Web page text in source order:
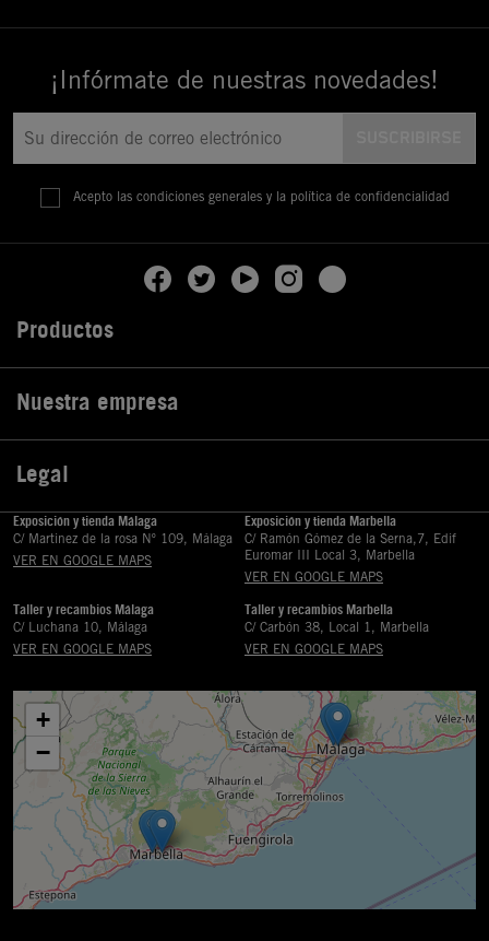
¡Infórmate de nuestras novedades!
Acepto las condiciones generales y la política de confidencialidad
Productos
Nuestra empresa
Legal
Exposición y tienda Málaga
C/ Martinez de la rosa Nº 109, Málaga
VER EN GOOGLE MAPS
Exposición y tienda Marbella
C/ Ramón Gómez de la Serna,7, Edif
Euromar III Local 3, Marbella
VER EN GOOGLE MAPS
Taller y recambios Málaga
C/ Luchana 10, Málaga
VER EN GOOGLE MAPS
Taller y recambios Marbella
C/ Carbón 38, Local 1, Marbella
VER EN GOOGLE MAPS
+
−